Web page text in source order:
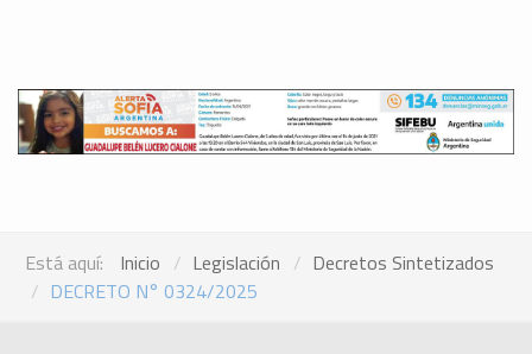
Está aquí: Inicio Legislación
Decretos Sintetizados
DECRETO N° 0324/2025